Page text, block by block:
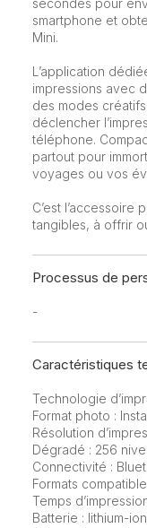
secondes pour
smartphone et
Mini.
L’application
impressions avec
des modes
déclencher
téléphone.
partout pour
voyages ou vos
C’est
tangibles, à offrir
Processus de
-
Caractéristiques
Technologie
Format photo :
Résolution
Dégradé : 256
Connectivité :
Formats
Temps
Batterie : lithium-